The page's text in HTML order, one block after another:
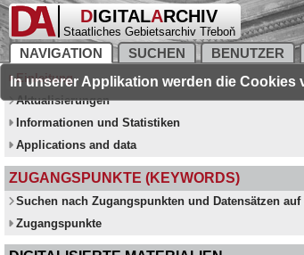
DigiArchiv ver. 25.10.19
© 2007-2026 Martin Hankovec
DIGITALARCHIV
Staatliches Gebietsarchiv Třeboň
NAVIGATION SUCHEN BENUTZER